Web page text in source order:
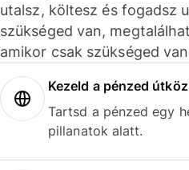
utalsz, költesz és fogadsz
szükséged van,
amikor csak szükséged
Kezeld a pénzed
Tartsd a pénzed egy
pillanatok alatt.